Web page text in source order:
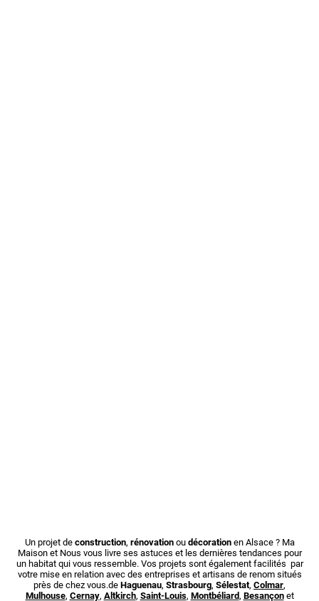
Un projet de construction, rénovationou décorationen Alsace ? Ma
Maison et Nous vous livre ses astuces et les dernières tendances pour
un habitat qui vous ressemble. Vos projets sont également facilités par
votre mise en relation avec des entreprises et artisans de renom situés
près de chez vous.de Haguenau, Strasbourg, Sélestat, Colmar,
Mulhouse, Cernay, Altkirch, Saint-Louis, Montbéliard, Besançonet